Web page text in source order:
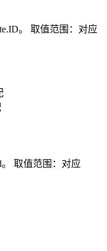
。 取值范围：对应
取值范围：对应